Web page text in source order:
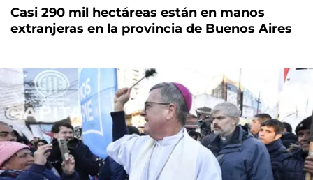
Casi 290 mil hectáreas están en manos
extranjeras en la provincia de Buenos Aires